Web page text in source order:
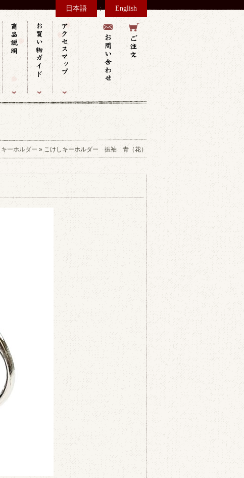
日本語 ： English
キーホルダー » こけしキーホルダー 振袖 青（花）